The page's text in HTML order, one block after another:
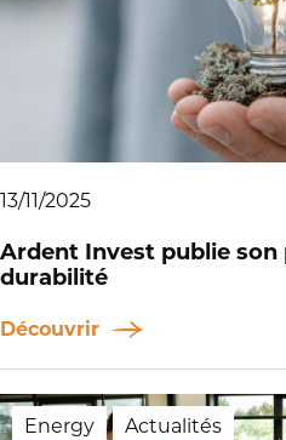
13/11/2025
Ardent Invest publie
durabilité
Découvrir
Energy Actualités